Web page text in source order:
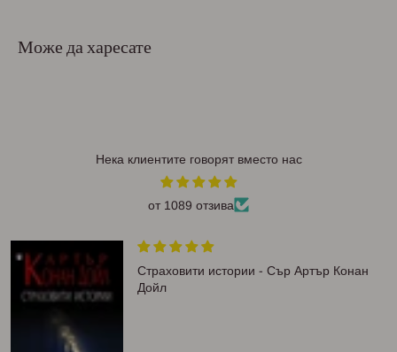
Може да харесате
Нека клиентите говорят вместо нас
от 1089 отзива
Страховити истории - Сър Артър Конан
Дойл